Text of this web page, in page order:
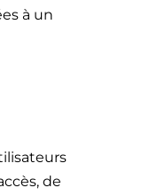
à un
de